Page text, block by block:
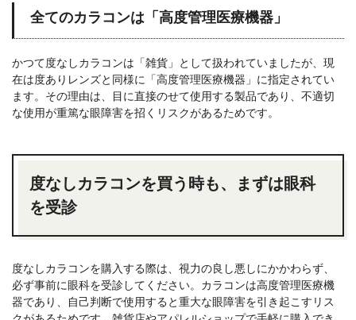
全てのカラコンは「高度管理医療機器」
かつて度なしカラコンは「雑貨」として扱われていましたが、現
在は度ありレンズと同様に「高度管理医療機器」に指定されてい
ます。その理由は、目に直接のせて使用する製品であり、不適切
な使用が重篤な眼障害を招くリスクがあるためです。
度なしカラコンを買う時も、まずは眼科
を受診
度なしカラコンを購入する際は、視力の良し悪しにかかわらず、
必ず事前に眼科を受診してください。カラコンは高度管理医療機
器であり、自己判断で使用すると重大な眼障害を引き起こすリス